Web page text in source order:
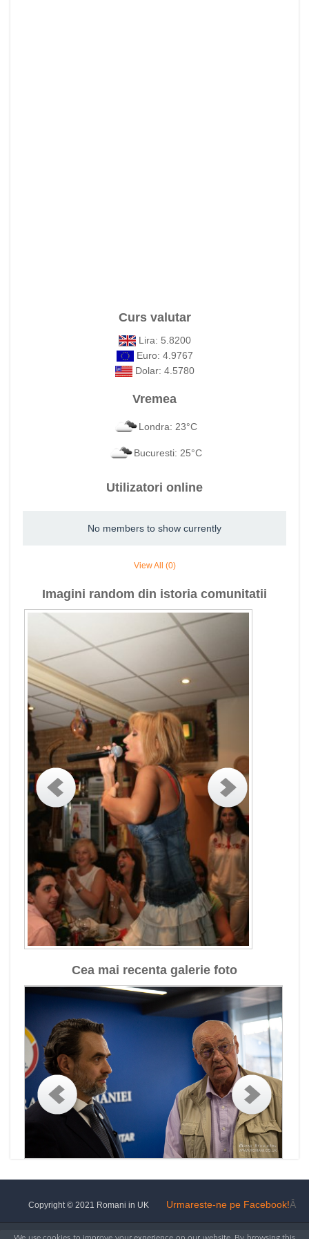
Curs valutar
Lira: 5.8200
Euro: 4.9767
Dolar: 4.5780
Vremea
Londra: 23°C
Bucuresti: 25°C
Utilizatori online
No members to show currently
View All (0)
Imagini random din istoria comunitatii
Cea mai recenta galerie foto
Urmareste-ne pe Facebook!Â
Copyright © 2021 Romani in UK